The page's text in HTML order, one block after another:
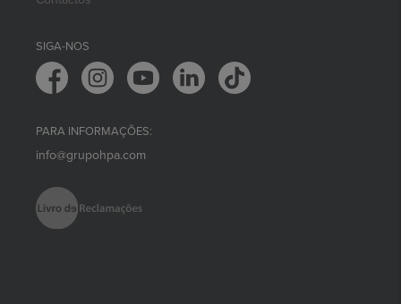
SIGA-NOS
PARA INFORMAÇÕES:
info@grupohpa.com